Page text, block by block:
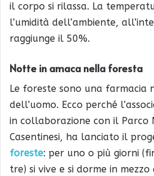
il corpo si rilassa. La
l’umidità dell’ambiente,
raggiunge il 50%.
Notte in amaca nella foresta
Le foreste sono una farmacia
dell’uomo. Ecco perché
in collaborazione con il Parco
Casentinesi, ha lanciato il
foreste: per uno o più giorni
tre) si vive e si dorme in